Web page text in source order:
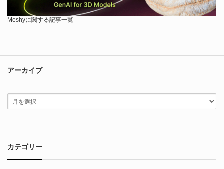
Meshyに関する記事一覧
アーカイブ
カテゴリー